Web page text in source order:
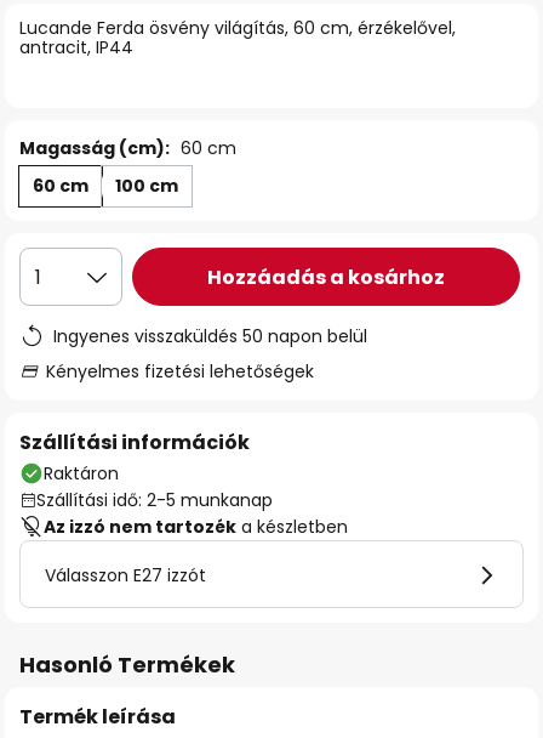
Lucande Ferda ösvény világítás, 60 cm, érzékelővel,
antracit, IP44
Magasság (cm): 60 cm
60 cm
100 cm
1 Hozzáadás a kosárhoz
Ingyenes visszaküldés 50 napon belül
Kényelmes fizetési lehetőségek
Szállítási információk
Raktáron
Szállítási idő: 2-5 munkanap
Az izzó nem tartozék a készletben
Válasszon E27 izzót
Hasonló Termékek
Termék leírása